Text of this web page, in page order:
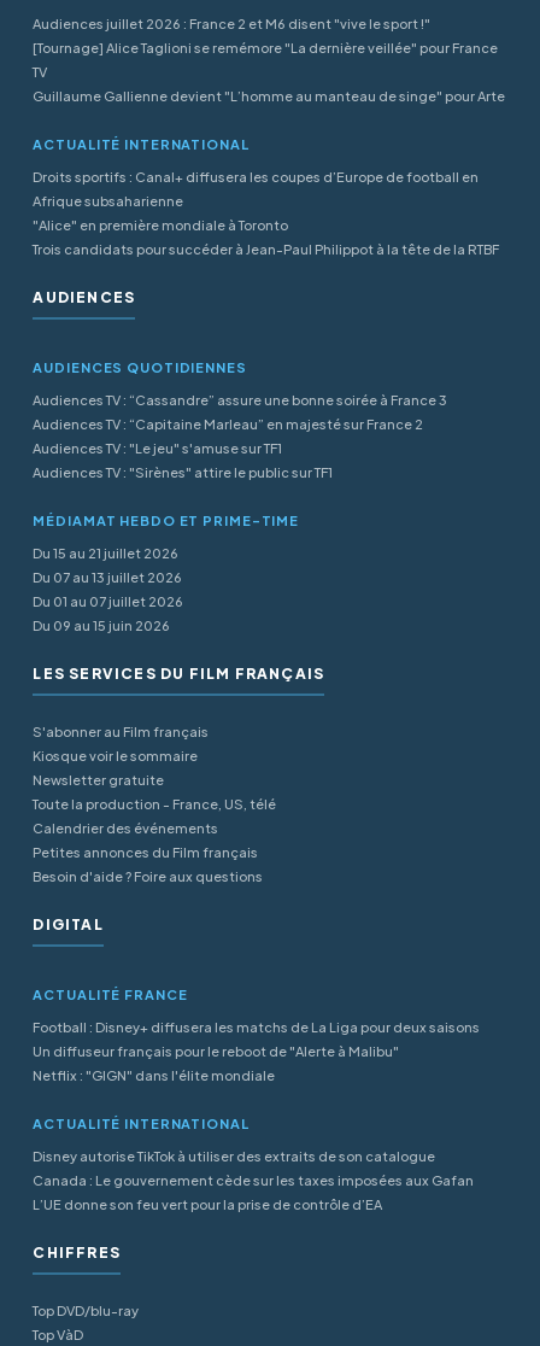
Audiences juillet 2026 : France 2 et M6 disent "vive le sport !"
[Tournage] Alice Taglioni se remémore "La dernière veillée" pour France
TV
Guillaume Gallienne devient "L’homme au manteau de singe" pour Arte
ACTUALITÉ INTERNATIONAL
Droits sportifs : Canal+ diffusera les coupes d’Europe de football en
Afrique subsaharienne
"Alice" en première mondiale à Toronto
Trois candidats pour succéder à Jean-Paul Philippot à la tête de la RTBF
AUDIENCES
AUDIENCES QUOTIDIENNES
Audiences TV : “Cassandre” assure une bonne soirée à France 3
Audiences TV : “Capitaine Marleau” en majesté sur France 2
Audiences TV : "Le jeu" s'amuse sur TF1
Audiences TV : "Sirènes" attire le public sur TF1
MÉDIAMAT HEBDO ET PRIME-TIME
Du 15 au 21 juillet 2026
Du 07 au 13 juillet 2026
Du 01 au 07 juillet 2026
Du 09 au 15 juin 2026
LES SERVICES DU FILM FRANÇAIS
S'abonner au Film français
Kiosque voir le sommaire
Newsletter gratuite
Toute la production - France, US, télé
Calendrier des événements
Petites annonces du Film français
Besoin d'aide ? Foire aux questions
DIGITAL
ACTUALITÉ FRANCE
Football : Disney+ diffusera les matchs de La Liga pour deux saisons
Un diffuseur français pour le reboot de "Alerte à Malibu"
Netflix : "GIGN" dans l'élite mondiale
ACTUALITÉ INTERNATIONAL
Disney autorise TikTok à utiliser des extraits de son catalogue
Canada : Le gouvernement cède sur les taxes imposées aux Gafan
L’UE donne son feu vert pour la prise de contrôle d’EA
CHIFFRES
Top DVD/blu-ray
Top VàD